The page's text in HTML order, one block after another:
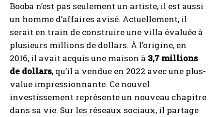
Booba n’est pas seulement un artiste, il est aussi
un homme d’affaires avisé. Actuellement, il
serait en train de construire une villa évaluée à
plusieurs millions de dollars. À l’origine, en
2016, il avait acquis une maison à 3,7 millions
de dollars, qu’il a vendue en 2022 avec une plus-
value impressionnante. Ce nouvel
investissement représente un nouveau chapitre
dans sa vie. Sur les réseaux sociaux, il partage